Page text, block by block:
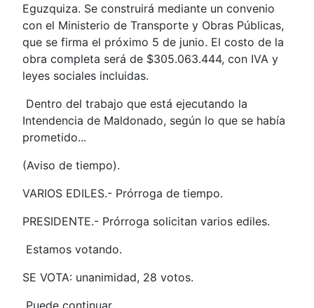
Eguzquiza. Se construirá mediante un convenio
con el Ministerio de Transporte y Obras Públicas,
que se firma el próximo 5 de junio. El costo de la
obra completa será de $305.063.444, con IVA y
leyes sociales incluidas.
Dentro del trabajo que está ejecutando la
Intendencia de Maldonado, según lo que se había
prometido...
(Aviso de tiempo).
VARIOS EDILES.- Prórroga de tiempo.
PRESIDENTE.- Prórroga solicitan varios ediles.
Estamos votando.
SE VOTA: unanimidad, 28 votos.
Puede continuar.